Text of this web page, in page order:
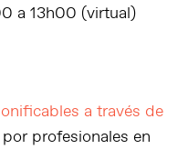
a 13h00 (virtual)
a través de
profesionales en